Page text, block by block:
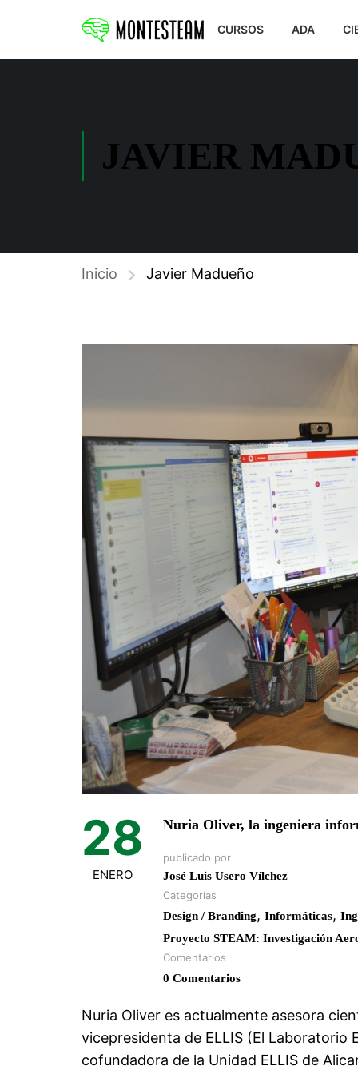
CURSOS ADA
JAVIER
Inicio Javier Madueño
28
ENERO
Nuria Oliver, la ingeniera
publicado por
José Luis Usero Vílchez
Categorías
Design / Branding, Informáticas,
Proyecto STEAM: Investigación
Comentarios
0 Comentarios
Nuria Oliver es actualmente asesora
vicepresidenta de ELLIS (El Laboratorio
cofundadora de la Unidad ELLIS de